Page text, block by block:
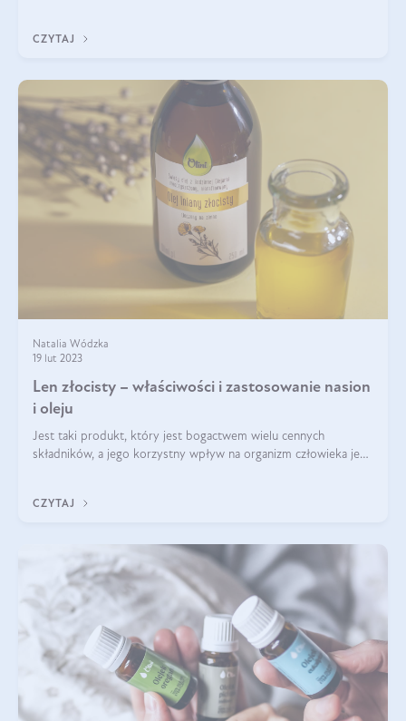
CZYTAJ
Natalia Wódzka
19 lut 2023
Len złocisty – właściwości i zastosowanie nasion
i oleju
Jest taki produkt, który jest bogactwem wielu cennych
składników, a jego korzystny wpływ na organizm człowieka jest
CZYTAJ